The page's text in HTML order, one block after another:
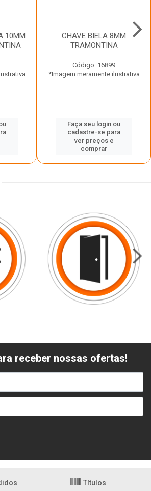
10MM
CHAVE BIELA 8MM
TRAMONTINA
Código: 16899
*Imagem meramente ilustrativa
Faça seu login ou
cadastre-se para
ver preços e
comprar
receber nossas ofertas!
Títulos